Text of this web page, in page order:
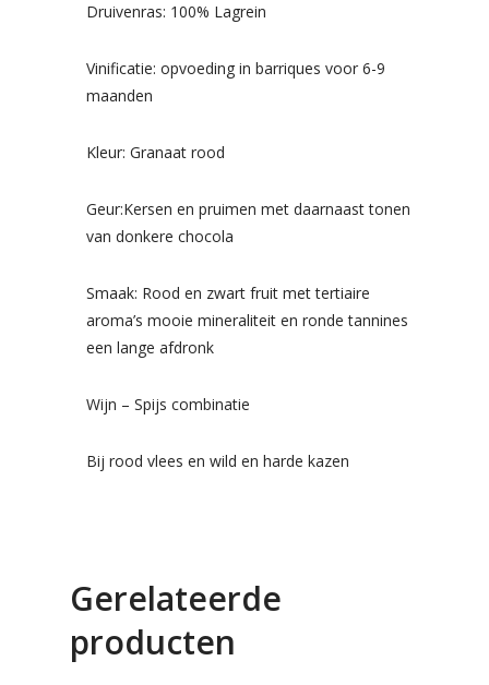
Druivenras: 100% Lagrein
Vinificatie: opvoeding in barriques voor 6-9
maanden
Kleur: Granaat rood
Geur:Kersen en pruimen met daarnaast tonen
van donkere chocola
Smaak: Rood en zwart fruit met tertiaire
aroma’s mooie mineraliteit en ronde tannines
een lange afdronk
Wijn – Spijs combinatie
Bij rood vlees en wild en harde kazen
Gerelateerde
producten